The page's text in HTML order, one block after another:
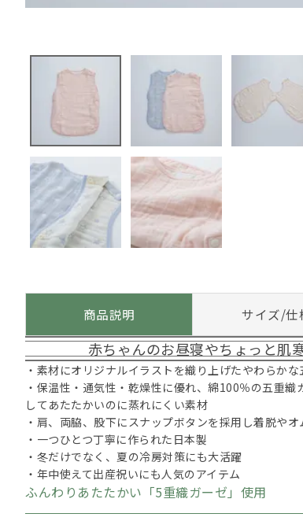
商品説明 サイズ/仕
赤ちゃんのお昼寝やちょっと肌
・素材にオリジナルイラストを織り上げたやわらか
・保温性・通気性・乾燥性に優れ、綿100％の五重
してあたたかいのに蒸れにくい素材
・肩、両脇、股下にスナップボタンを採用し着脱や
・一つひとつ丁寧に作られた日本製
・冬だけでなく、夏の冷房対策にも大活躍
・年中使えて出産祝いにも人気のアイテム
ふんわりあたたかい「5重織ガーゼ」使用